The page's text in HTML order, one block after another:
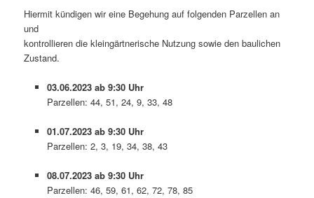
Hiermit kündigen wir eine Begehung auf folgenden Parzellen an
und
kontrollieren die kleingärtnerische Nutzung sowie den baulichen
Zustand.
03.06.2023 ab 9:30 Uhr
Parzellen: 44, 51, 24, 9, 33, 48
01.07.2023 ab 9:30 Uhr
Parzellen: 2, 3, 19, 34, 38, 43
08.07.2023 ab 9:30 Uhr
Parzellen: 46, 59, 61, 62, 72, 78, 85